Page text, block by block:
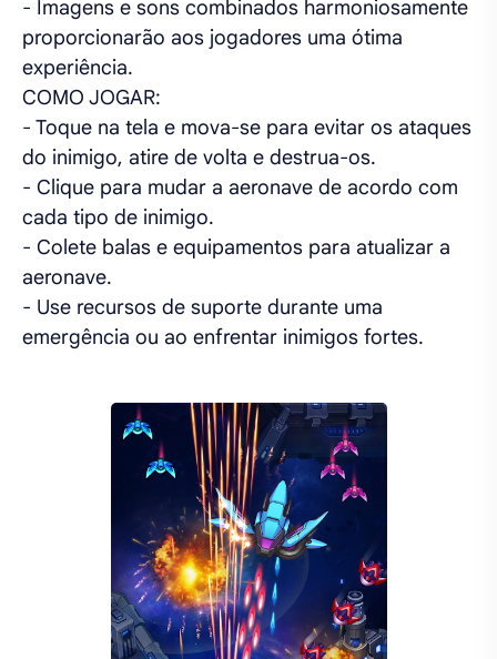
- Imagens e sons combinados harmoniosamente
proporcionarão aos jogadores uma ótima
experiência.
COMO JOGAR:
- Toque na tela e mova-se para evitar os ataques
do inimigo, atire de volta e destrua-os.
- Clique para mudar a aeronave de acordo com
cada tipo de inimigo.
- Colete balas e equipamentos para atualizar a
aeronave.
- Use recursos de suporte durante uma
emergência ou ao enfrentar inimigos fortes.